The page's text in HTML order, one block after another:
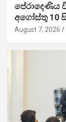
පේරාදෙණිය
අගෝස්තු 10
August 7, 2026